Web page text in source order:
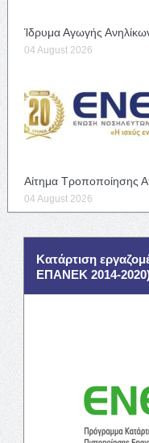
Ίδρυμα Αγωγής
04 August 2026
Αίτημα Τροποποίησης
04 August 2026
Κατάρτιση
ΕΠΑΝΕΚ 2014-